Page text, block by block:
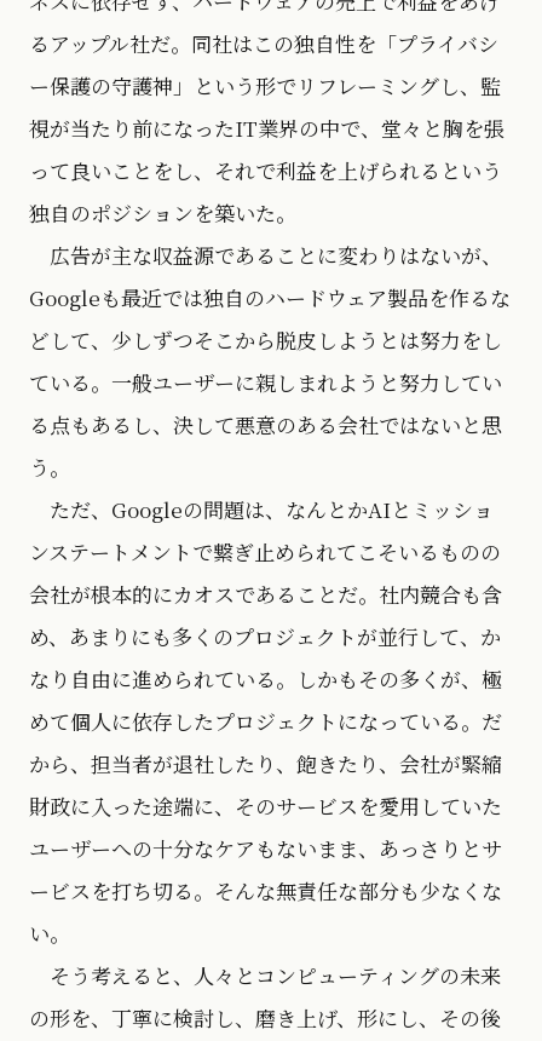
るアップル社だ。同社はこの独自性を「プライバシ
ー保護の守護神」という形でリフレーミングし、監
視が当たり前になったIT業界の中で、堂々と胸を張
って良いことをし、それで利益を上げられるという
独自のポジションを築いた。
広告が主な収益源であることに変わりはないが、
Googleも最近では独自のハードウェア製品を作るな
どして、少しずつそこから脱皮しようとは努力をし
ている。一般ユーザーに親しまれようと努力してい
る点もあるし、決して悪意のある会社ではないと思
う。
ただ、Googleの問題は、なんとかAIとミッショ
ンステートメントで繋ぎ止められてこそいるものの
会社が根本的にカオスであることだ。社内競合も含
め、あまりにも多くのプロジェクトが並行して、か
なり自由に進められている。しかもその多くが、極
めて個人に依存したプロジェクトになっている。だ
から、担当者が退社したり、飽きたり、会社が緊縮
財政に入った途端に、そのサービスを愛用していた
ユーザーへの十分なケアもないまま、あっさりとサ
ービスを打ち切る。そんな無責任な部分も少なくな
い。
そう考えると、人々とコンピューティングの未来
の形を、丁寧に検討し、磨き上げ、形にし、その後